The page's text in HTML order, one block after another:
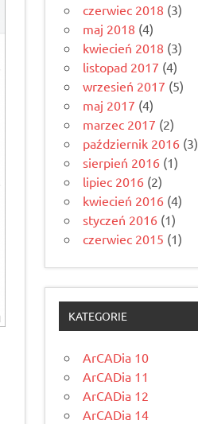
czerwiec 2018 (3)
maj 2018 (4)
kwiecień 2018 (3)
listopad 2017 (4)
wrzesień 2017 (5)
maj 2017 (4)
marzec 2017 (2)
październik 2016 (3)
sierpień 2016 (1)
lipiec 2016 (2)
kwiecień 2016 (4)
styczeń 2016 (1)
czerwiec 2015 (1)
KATEGORIE
ArCADia 10
ArCADia 11
ArCADia 12
ArCADia 14